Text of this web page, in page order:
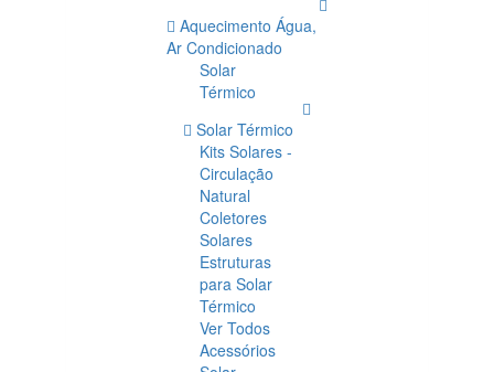
Aquecimento Água,
Ar Condicionado
Solar
Térmico
Solar Térmico
Kits Solares -
Circulação
Natural
Coletores
Solares
Estruturas
para Solar
Térmico
Ver Todos
Acessórios